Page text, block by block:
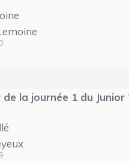
la journée 1 du Junior